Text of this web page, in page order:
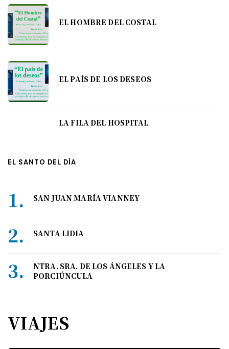
EL HOMBRE DEL COSTAL
EL PAÍS DE LOS DESEOS
LA FILA DEL HOSPITAL
EL SANTO DEL DÍA
SAN JUAN MARÍA VIANNEY
SANTA LIDIA
NTRA. SRA. DE LOS ÁNGELES Y LA
PORCIÚNCULA
VIAJES